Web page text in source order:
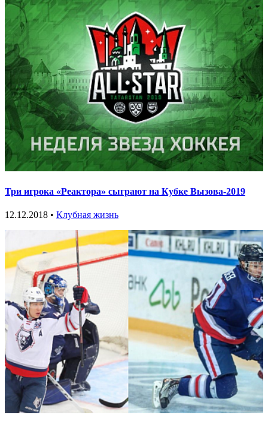
Три игрока «Реактора» сыграют на Кубке Вызова-2019
12.12.2018 • Клубная жизнь